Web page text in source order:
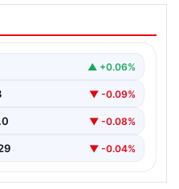
bırakılan gazeteci
erişim engeli
Kısıtlama",
▲ +0.06%
▼ -0.09%
▼ -0.08%
▼ -0.04%